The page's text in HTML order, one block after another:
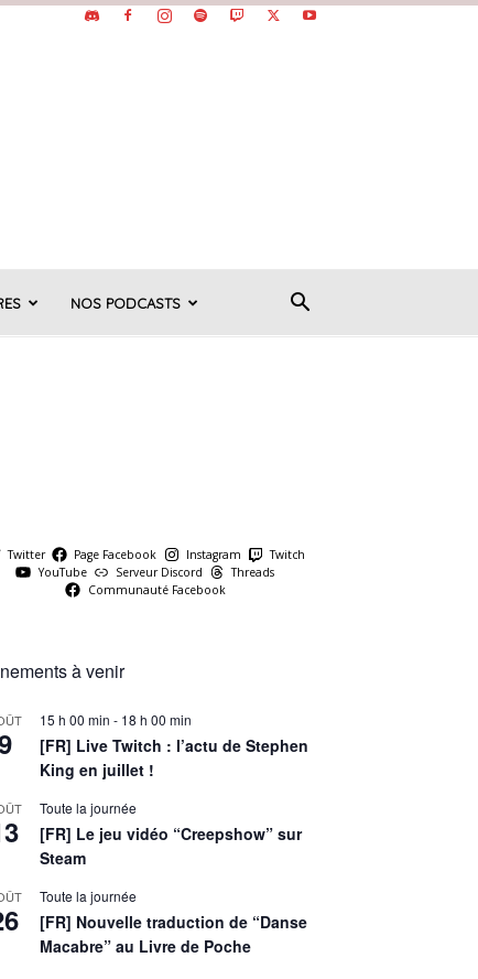
NOS PODCASTS
Twitter Page Facebook Instagram
Twitch
YouTube
Serveur Discord
Threads
Communauté Facebook
à venir
15 h 00 min - 18 h 00 min
[FR] Live Twitch : l’actu de Stephen
King en juillet !
Toute la journée
[FR] Le jeu vidéo “Creepshow” sur
Steam
Toute la journée
[FR] Nouvelle traduction de “Danse
Macabre” au Livre de Poche